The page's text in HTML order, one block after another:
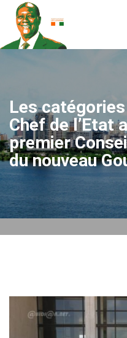
Les
Chef de l’Etat
premier
du nouveau